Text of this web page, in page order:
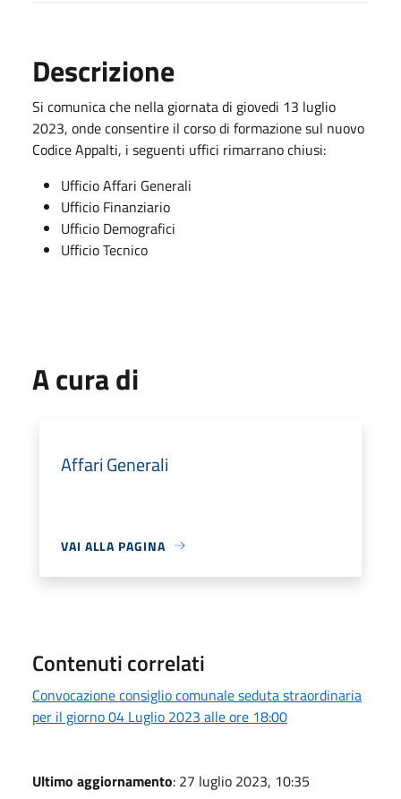
Descrizione
Si comunica che nella giornata di giovedi 13 luglio
2023, onde consentire il corso di formazione sul nuovo
Codice Appalti, i seguenti uffici rimarrano chiusi:
Ufficio Affari Generali
Ufficio Finanziario
Ufficio Demografici
Ufficio Tecnico
A cura di
Affari Generali
VAI ALLA PAGINA
Contenuti correlati
Convocazione consiglio comunale seduta straordinaria
per il giorno 04 Luglio 2023 alle ore 18:00
Ultimo aggiornamento: 27 luglio 2023, 10:35